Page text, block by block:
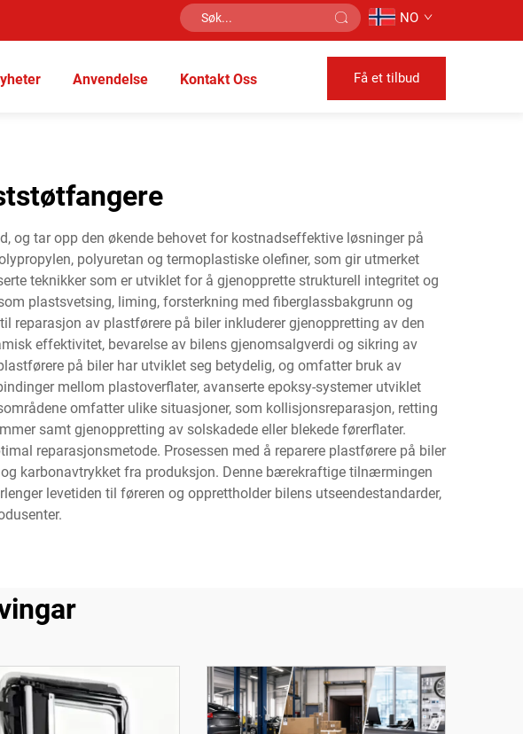
NO
Anvendelse Kontakt Oss Få et tilbud
og tar opp den økende behovet for kostnadseffektive løsninger på
polyuretan og termoplastiske olefiner, som gir utmerket
teknikker som er utviklet for å gjenopprette strukturell integritet og
plastsvetsing, liming, forsterkning med fiberglassbakgrunn og
av plastførere på biler inkluderer gjenoppretting av den
effektivitet, bevarelse av bilens gjenomsalgverdi og sikring av
på biler har utviklet seg betydelig, og omfatter bruk av
mellom plastoverflater, avanserte epoksy-systemer utviklet
omfatter ulike situasjoner, som kollisjonsreparasjon, retting
samt gjenoppretting av solskadede eller blekede førerflater.
reparasjonsmetode. Prosessen med å reparere plastførere på biler
karbonavtrykket fra produksjon. Denne bærekraftige tilnærmingen
levetiden til føreren og opprettholder bilens utseendestandarder,